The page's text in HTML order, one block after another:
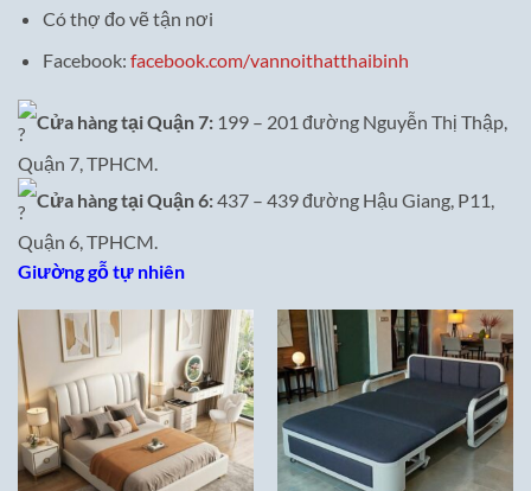
Có thợ đo vẽ tận nơi
Facebook: facebook.com/vannoithatthaibinh
Cửa hàng tại Quận 7: 199 – 201 đường Nguyễn Thị Thập,
Quận 7, TPHCM.
Cửa hàng tại Quận 6:437 – 439 đường Hậu Giang, P11,
Quận 6, TPHCM.
Giường gỗ tự nhiên